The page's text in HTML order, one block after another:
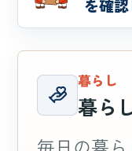
を確認
暮らし
暮ら